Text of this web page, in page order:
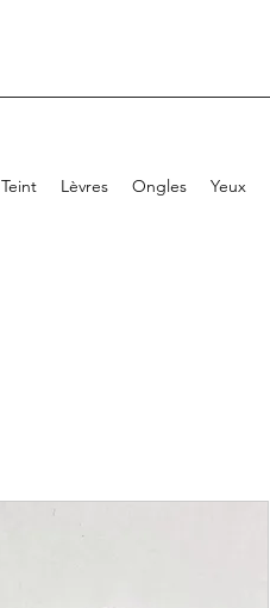
Teint Lèvres Ongles Yeux